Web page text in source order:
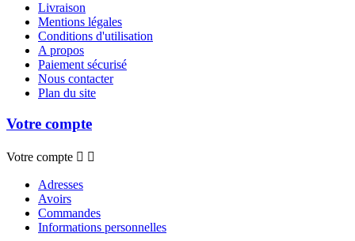
Livraison
Mentions légales
Conditions d'utilisation
A propos
Paiement sécurisé
Nous contacter
Plan du site
Votre compte
Votre compte  
Adresses
Avoirs
Commandes
Informations personnelles